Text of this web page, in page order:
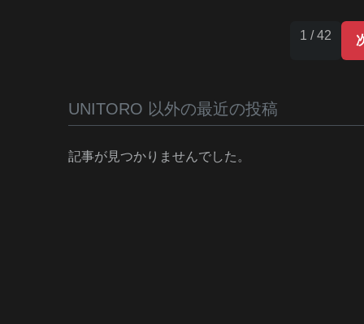
1 / 42
UNITORO 以外の最近の投稿
記事が見つかりませんでした。